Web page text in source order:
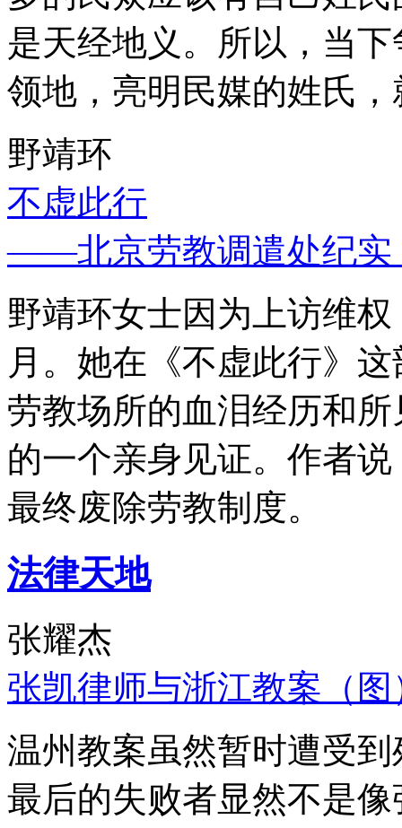
是天经地义。所以，当
领地，亮明民媒的姓氏
野靖环
不虚此行
——北京劳教调遣处纪实
野靖环女士因为上访维
月。她在《不虚此行》
劳教场所的血泪经历和
的一个亲身见证。作者
最终废除劳教制度。
法律天地
张耀杰
张凯律师与浙江教案（图
温州教案虽然暂时遭受
最后的失败者显然不是